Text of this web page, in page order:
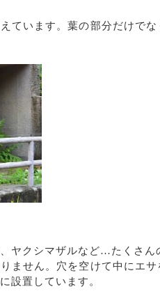
ています。葉の部分だけで
ヤクシマザルなど…たくさん
ません。穴を空けて中にエ
設置しています。